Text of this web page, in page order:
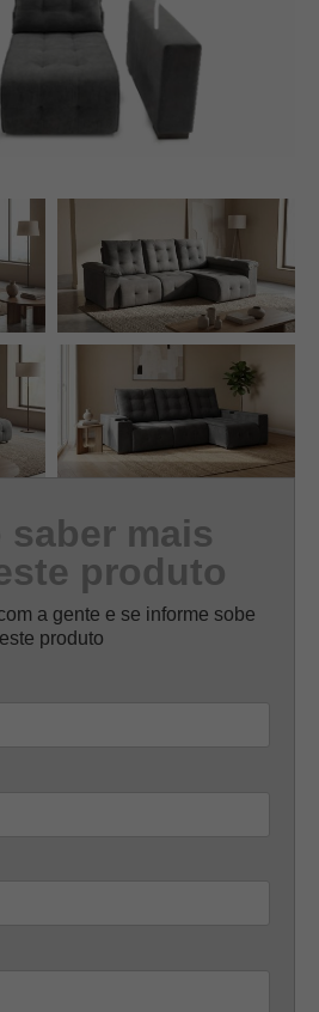
saber mais
produto
a gente e se informe sobe
este produto